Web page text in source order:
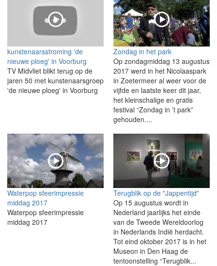
kunstenaarsstroming 'de
nieuwe ploeg' in Voorburg
TV Midvliet blikt terug op de
jaren 50 met kunstenaarsgroep
'de nieuwe ploeg' in Voorburg
Zondag in het park
Op zondagmiddag 13 augustus
2017 werd in het Nicolaaspark
in Zoetermeer al weer voor de
vijfde en laatste keer dit jaar,
het kleinschalige en gratis
festival “Zondag in ’t park”
gehouden....
Waterpop sfeerimpressie
middag 2017
Waterpop sfeerimpressie
middag 2017
Terugblik op de "Jappentijd"
Op 15 augustus wordt in
Nederland jaarlijks het einde
van de Tweede Wereldoorlog
in Nederlands Indië herdacht.
Tot eind oktober 2017 is in het
Museon in Den Haag de
tentoonstelling “Terugblik...